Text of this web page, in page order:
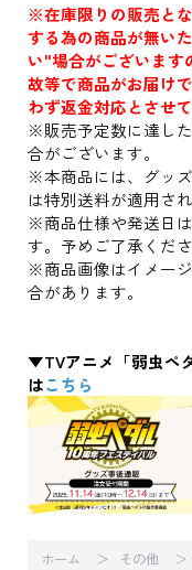
※在庫限りの販売と
する為の商品が無い
い"場合がございます
故等で商品がお届け
わず返金対応とさせ
※販売予定数に達し
合がございます。
※本商品には、グッ
は特別送料が適用さ
※商品仕様や発送日
す。予めご了承くださ
※商品画像はイメー
合があります。
▼TVアニメ「弱虫ペ
はこちら
ホーム その他